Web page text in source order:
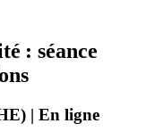
: séance
| En ligne